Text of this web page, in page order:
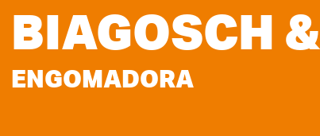
BIAGOSCH
ENGOMADORA